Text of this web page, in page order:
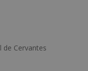
de Cervantes